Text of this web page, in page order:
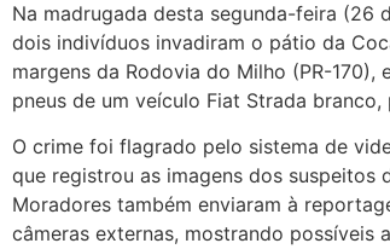
Na madrugada desta segunda-feira (26
dois indivíduos invadiram o pátio da
margens da Rodovia do Milho (PR-
pneus de um veículo Fiat Strada
O crime foi flagrado pelo sistema de
que registrou as imagens dos suspeitos
Moradores também enviaram à
câmeras externas, mostrando possíveis